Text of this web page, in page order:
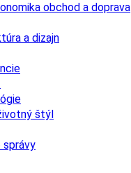
obchod a doprava
a dizajn
štýl
správy